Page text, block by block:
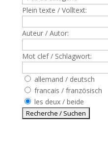
Plein texte / Volltext:
Auteur / Autor:
Mot clef / Schlagwort:
allemand / deutsch
francais / französisch
les deux / beide